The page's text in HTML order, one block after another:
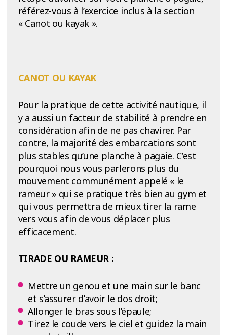
référez-vous à l’exercice inclus à la section
« Canot ou kayak ».
CANOT OU KAYAK
Pour la pratique de cette activité nautique, il
y a aussi un facteur de stabilité à prendre en
considération afin de ne pas chavirer. Par
contre, la majorité des embarcations sont
plus stables qu’une planche à pagaie. C’est
pourquoi nous vous parlerons plus du
mouvement communément appelé « le
rameur » qui se pratique très bien au gym et
qui vous permettra de mieux tirer la rame
vers vous afin de vous déplacer plus
efficacement.
TIRADE OU RAMEUR :
Mettre un genou et une main sur le banc
et s’assurer d’avoir le dos droit;
Allonger le bras sous l’épaule;
Tirez le coude vers le ciel et guidez la main